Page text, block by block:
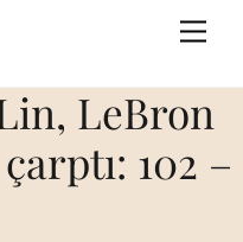
LeBron
çarptı: 102 –